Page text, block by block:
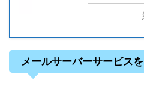
メールサーバーサービス